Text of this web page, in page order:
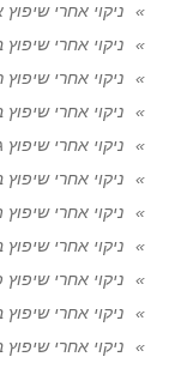
ניקוי אחרי שיפוץ
ניקוי אחרי
ניקוי אחרי
ניקוי אחרי
ניקוי אחרי
ניקוי אחרי
ניקוי אחרי
ניקוי אחרי
ניקוי אחרי
ניקוי אחרי שיפוץ
ניקוי אחרי שיפוץ